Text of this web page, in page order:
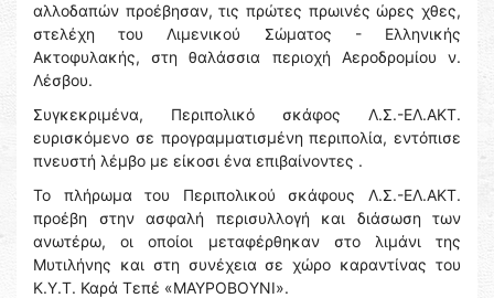
αλλοδαπών προέβησαν, τις πρώτες πρωινές ώρες χθες,
στελέχη του Λιμενικού Σώματος - Ελληνικής
Ακτοφυλακής, στη θαλάσσια περιοχή Αεροδρομίου ν.
Λέσβου.
Συγκεκριμένα, Περιπολικό σκάφος Λ.Σ.-ΕΛ.ΑΚΤ.
ευρισκόμενο σε προγραμματισμένη περιπολία, εντόπισε
πνευστή λέμβο με είκοσι ένα επιβαίνοντες .
Το πλήρωμα του Περιπολικού σκάφους Λ.Σ.-ΕΛ.ΑΚΤ.
προέβη στην ασφαλή περισυλλογή και διάσωση των
ανωτέρω, οι οποίοι μεταφέρθηκαν στο λιμάνι της
Μυτιλήνης και στη συνέχεια σε χώρο καραντίνας του
Κ.Υ.Τ. Καρά Τεπέ «ΜΑΥΡΟΒΟΥΝΙ».